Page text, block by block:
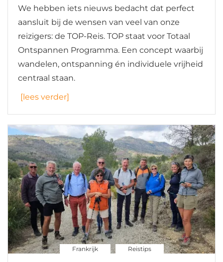
We hebben iets nieuws bedacht dat perfect
aansluit bij de wensen van veel van onze
reizigers: de TOP-Reis. TOP staat voor Totaal
Ontspannen Programma. Een concept waarbij
wandelen, ontspanning én individuele vrijheid
centraal staan.
[lees verder]
Frankrijk Reistips